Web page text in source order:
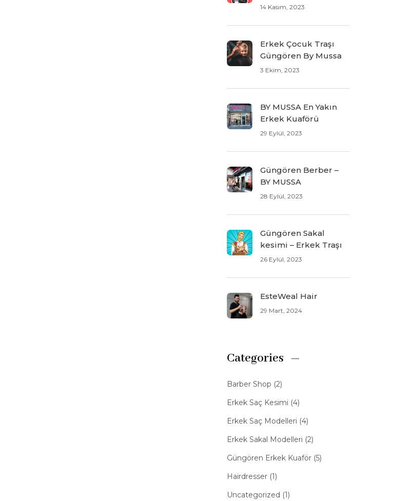
14 Kasım, 2023
Erkek Çocuk Traşı
Güngören By Mussa
3 Ekim, 2023
BY MUSSA En Yakın
Erkek Kuaförü
29 Eylül, 2023
Güngören Berber –
BY MUSSA
28 Eylül, 2023
Güngören Sakal
kesimi – Erkek Traşı
26 Eylül, 2023
EsteWeal Hair
29 Mart, 2024
Categories
Barber Shop (2)
Erkek Saç Kesimi (4)
Erkek Saç Modelleri (4)
Erkek Sakal Modelleri (2)
Güngören Erkek Kuaför (5)
Hairdresser (1)
Uncategorized (1)